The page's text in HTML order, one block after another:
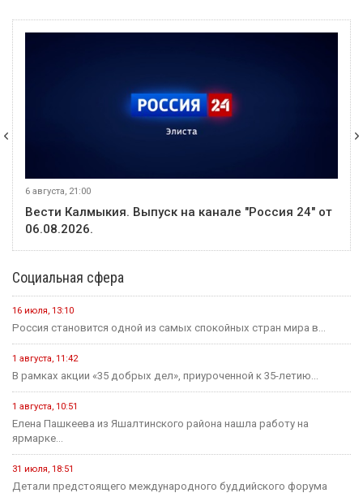
6 августа, 21:00
Вести Калмыкия. Выпуск на канале "Россия 24" от
06.08.2026.
Социальная сфера
16 июля, 13:10
Россия становится одной из самых спокойных стран мира в...
1 августа, 11:42
В рамках акции «35 добрых дел», приуроченной к 35-летию...
1 августа, 10:51
Елена Пашкеева из Яшалтинского района нашла работу на
ярмарке...
31 июля, 18:51
Детали предстоящего международного буддийского форума